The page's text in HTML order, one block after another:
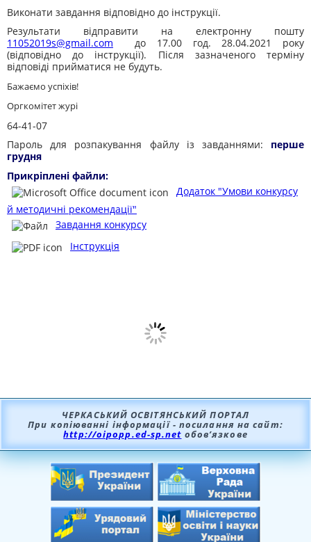
Виконати завдання відповідно до інструкції.
Результати відправити на електронну пошту
11052019s@gmail.com до 17.00 год. 28.04.2021 року
(відповідно до інструкції). Після зазначеного терміну
відповіді прийматися не будуть.
Бажаємо успіхів!
Оргкомітет журі
64-41-07
Пароль для розпакування файлу із завданнями: перше
грудня
Прикріплені файли:
Додаток "Умови конкурсу
й методичні рекомендації"
Завдання конкурсу
Інструкція
ЧЕРКАСЬКИЙ ОСВІТЯНСЬКИЙ ПОРТАЛ
При копіюванні інформації - посилання на сайт:
http://oipopp.ed-sp.net обов’язкове